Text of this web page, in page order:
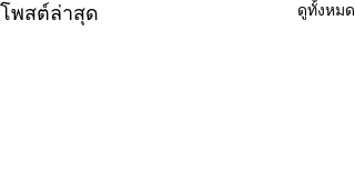
โพสต์ล่าสุด ดูทั้งหมด